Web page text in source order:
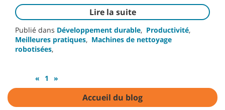
Lire la suite
Publié dans Développement durable, Productivité,
Meilleures pratiques, Machines de nettoyage
robotisées,
« 1 »
Accueil du blog